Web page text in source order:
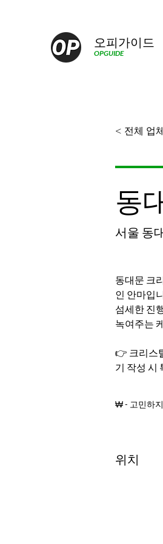
오피가이드
OPGUIDE
< 전체 업
동
서울 동
동대문 크
인 안마입
섬세한 진
녹여주는
👉 크리스
기 작성 시
₩ - 고민하
위치